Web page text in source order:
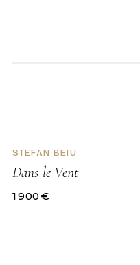
STEFAN BEIU
Dans le Vent
1 900€